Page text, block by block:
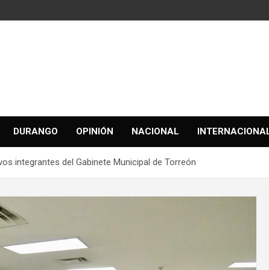
DURANGO OPINIÓN NACIONAL
integrantes del Gabinete Municipal de Torreón